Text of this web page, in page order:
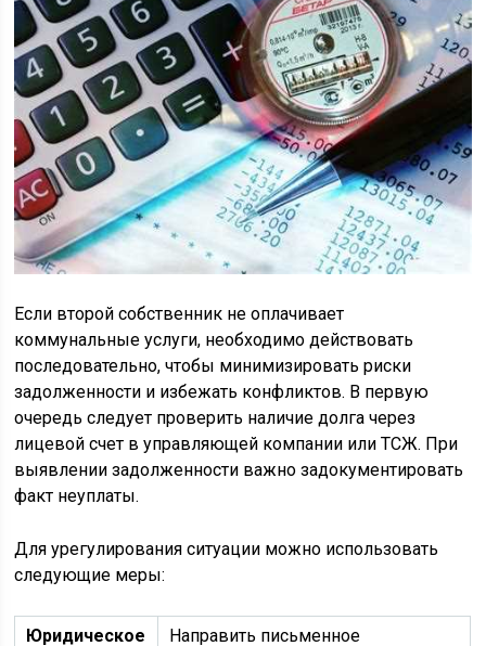
Если второй собственник не оплачивает
коммунальные услуги, необходимо действовать
последовательно, чтобы минимизировать риски
задолженности и избежать конфликтов. В первую
очередь следует проверить наличие долга через
лицевой счет в управляющей компании или ТСЖ. При
выявлении задолженности важно задокументировать
факт неуплаты.
Для урегулирования ситуации можно использовать
следующие меры:
Юридическое Направить письменное